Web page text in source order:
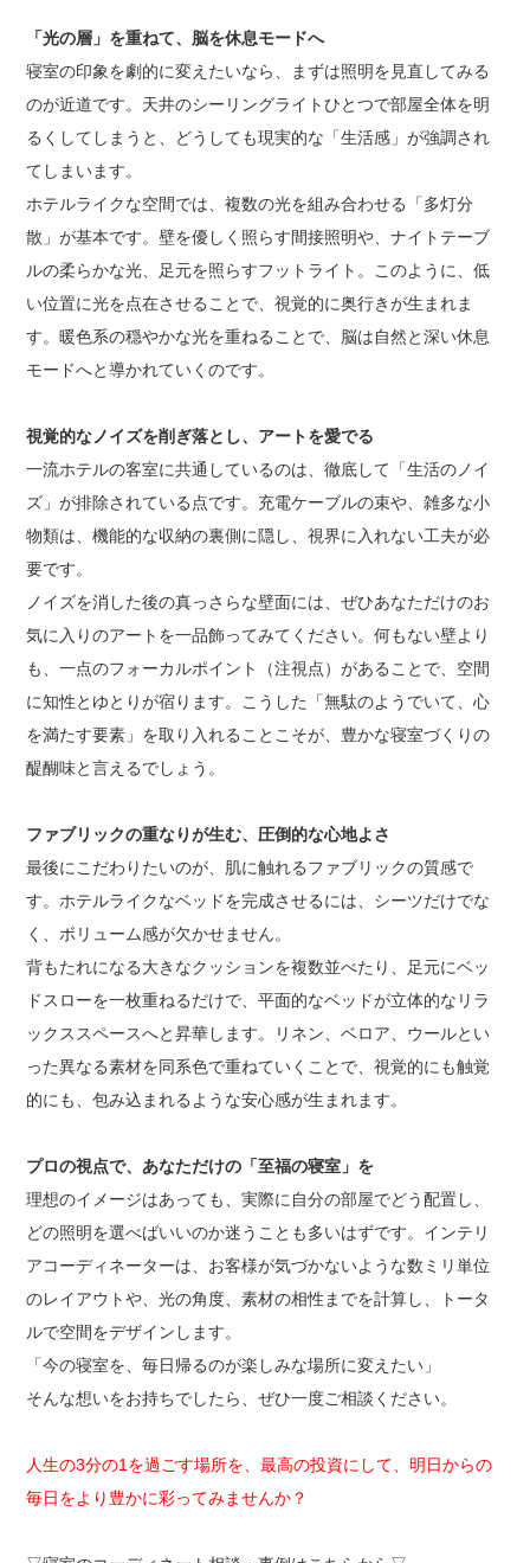
「光の層」を重ねて、脳を休息モードへ
寝室の印象を劇的に変えたいなら、まずは照明を見直してみる
のが近道です。天井のシーリングライトひとつで部屋全体を明
るくしてしまうと、どうしても現実的な「生活感」が強調され
てしまいます。
ホテルライクな空間では、複数の光を組み合わせる「多灯分
散」が基本です。壁を優しく照らす間接照明や、ナイトテーブ
ルの柔らかな光、足元を照らすフットライト。このように、低
い位置に光を点在させることで、視覚的に奥行きが生まれま
す。暖色系の穏やかな光を重ねることで、脳は自然と深い休息
モードへと導かれていくのです。
視覚的なノイズを削ぎ落とし、アートを愛でる
一流ホテルの客室に共通しているのは、徹底して「生活のノイ
ズ」が排除されている点です。充電ケーブルの束や、雑多な小
物類は、機能的な収納の裏側に隠し、視界に入れない工夫が必
要です。
ノイズを消した後の真っさらな壁面には、ぜひあなただけのお
気に入りのアートを一品飾ってみてください。何もない壁より
も、一点のフォーカルポイント（注視点）があることで、空間
に知性とゆとりが宿ります。こうした「無駄のようでいて、心
を満たす要素」を取り入れることこそが、豊かな寝室づくりの
醍醐味と言えるでしょう。
ファブリックの重なりが生む、圧倒的な心地よさ
最後にこだわりたいのが、肌に触れるファブリックの質感で
す。ホテルライクなベッドを完成させるには、シーツだけでな
く、ボリューム感が欠かせません。
背もたれになる大きなクッションを複数並べたり、足元にベッ
ドスローを一枚重ねるだけで、平面的なベッドが立体的なリラ
ックススペースへと昇華します。リネン、ベロア、ウールとい
った異なる素材を同系色で重ねていくことで、視覚的にも触覚
的にも、包み込まれるような安心感が生まれます。
プロの視点で、あなただけの「至福の寝室」を
理想のイメージはあっても、実際に自分の部屋でどう配置し、
どの照明を選べばいいのか迷うことも多いはずです。インテリ
アコーディネーターは、お客様が気づかないような数ミリ単位
のレイアウトや、光の角度、素材の相性までを計算し、トータ
ルで空間をデザインします。
「今の寝室を、毎日帰るのが楽しみな場所に変えたい」
そんな想いをお持ちでしたら、ぜひ一度ご相談ください。
人生の3分の1を過ごす場所を、最高の投資にして、明日からの
毎日をより豊かに彩ってみませんか？